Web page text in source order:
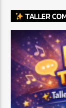
TALLER